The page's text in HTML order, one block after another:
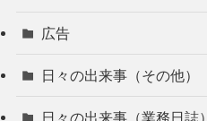
広告
日々の出来事（その他）
日々の出来事（業務日誌）